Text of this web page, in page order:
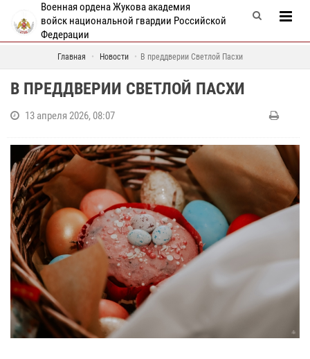
Военная ордена Жукова академия
войск национальной гвардии Российской
Федерации
Главная Новости В преддверии Светлой Пасхи
В ПРЕДДВЕРИИ СВЕТЛОЙ ПАСХИ
13 апреля 2026, 08:07